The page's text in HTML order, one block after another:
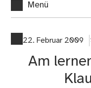
Menü
22. Februar 2009
Am